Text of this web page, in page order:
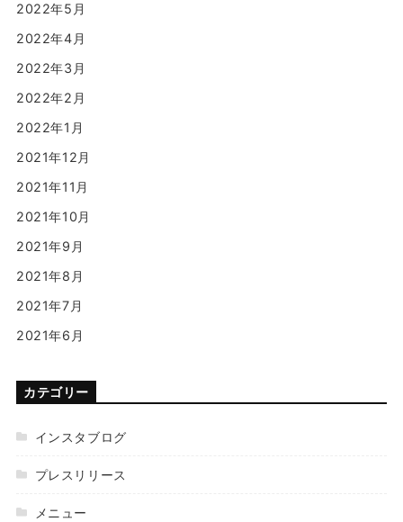
2022年5月
2022年4月
2022年3月
2022年2月
2022年1月
2021年12月
2021年11月
2021年10月
2021年9月
2021年8月
2021年7月
2021年6月
カテゴリー
インスタブログ
プレスリリース
メニュー